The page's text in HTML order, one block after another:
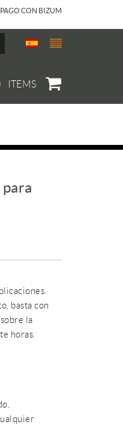
PAGO CON BIZUM
ITEMS
basta con
la
horas.